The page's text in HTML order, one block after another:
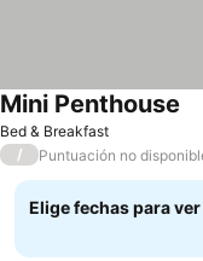
Bed & Breakfast
Mini Penthouse
/ Puntuación no
Elige fechas para